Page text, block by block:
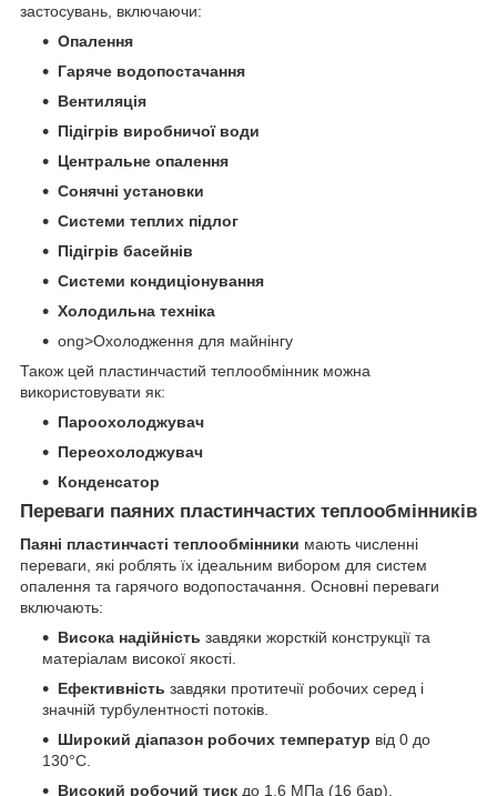
застосувань, включаючи:
Опалення
Гаряче водопостачання
Вентиляція
Підігрів виробничої води
Центральне опалення
Сонячні установки
Системи теплих підлог
Підігрів басейнів
Системи кондиціонування
Холодильна техніка
ong>Охолодження для майнінгу
Також цей пластинчастий теплообмінник можна
використовувати як:
Пароохолоджувач
Переохолоджувач
Конденсатор
Переваги паяних пластинчастих теплообмінників
Паяні пластинчасті теплообмінники мають численні
переваги, які роблять їх ідеальним вибором для систем
опалення та гарячого водопостачання. Основні переваги
включають:
Висока надійність завдяки жорсткій конструкції та
матеріалам високої якості.
Ефективність завдяки протитечії робочих серед і
значній турбулентності потоків.
Широкий діапазон робочих температур від 0 до
130°C.
Високий робочий тиск до 1,6 МПа (16 бар).